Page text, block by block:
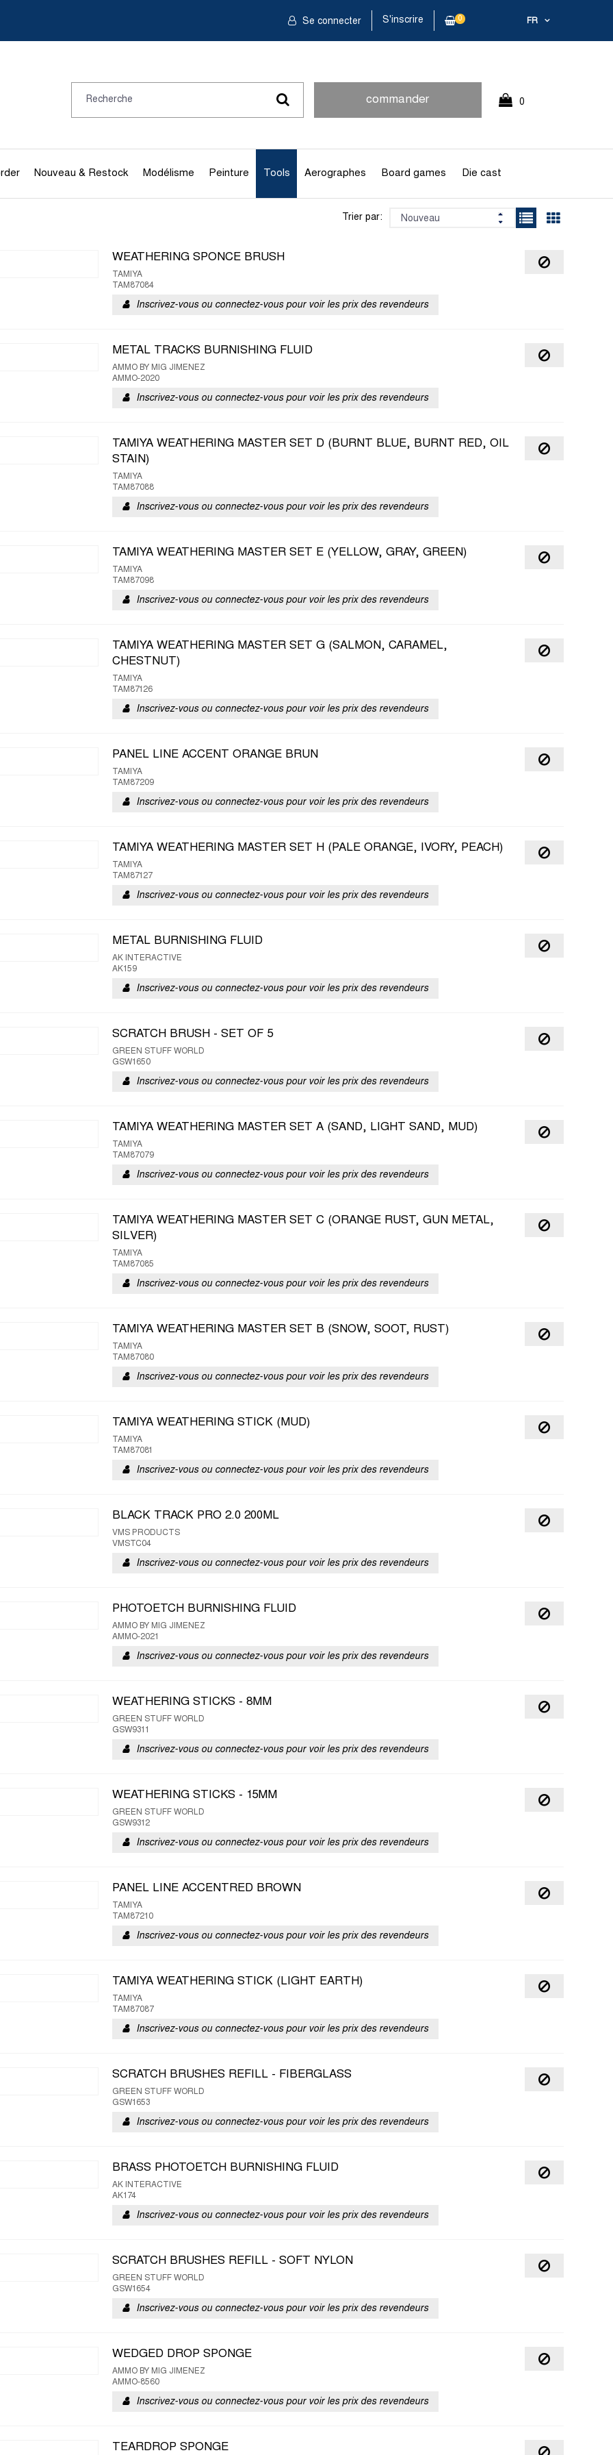
FR
Se connecter S'inscrire 0
commander 0
Nouveau & Restock Modélisme Peinture Tools Aerographes Board games Die cast
Trier par:
WEATHERING SPONCE BRUSH
TAMIYA
TAM87084
Inscrivez-vous ou connectez-vous pour voir les prix des revendeurs
METAL TRACKS BURNISHING FLUID
AMMO BY MIG JIMENEZ
AMMO-2020
Inscrivez-vous ou connectez-vous pour voir les prix des revendeurs
TAMIYA WEATHERING MASTER SET D (BURNT BLUE, BURNT RED, OIL
STAIN)
TAMIYA
TAM87088
Inscrivez-vous ou connectez-vous pour voir les prix des revendeurs
TAMIYA WEATHERING MASTER SET E (YELLOW, GRAY, GREEN)
TAMIYA
TAM87098
Inscrivez-vous ou connectez-vous pour voir les prix des revendeurs
TAMIYA WEATHERING MASTER SET G (SALMON, CARAMEL,
CHESTNUT)
TAMIYA
TAM87126
Inscrivez-vous ou connectez-vous pour voir les prix des revendeurs
PANEL LINE ACCENT ORANGE BRUN
TAMIYA
TAM87209
Inscrivez-vous ou connectez-vous pour voir les prix des revendeurs
TAMIYA WEATHERING MASTER SET H (PALE ORANGE, IVORY, PEACH)
TAMIYA
TAM87127
Inscrivez-vous ou connectez-vous pour voir les prix des revendeurs
METAL BURNISHING FLUID
AK INTERACTIVE
AK159
Inscrivez-vous ou connectez-vous pour voir les prix des revendeurs
SCRATCH BRUSH - SET OF 5
GREEN STUFF WORLD
GSW1650
Inscrivez-vous ou connectez-vous pour voir les prix des revendeurs
TAMIYA WEATHERING MASTER SET A (SAND, LIGHT SAND, MUD)
TAMIYA
TAM87079
Inscrivez-vous ou connectez-vous pour voir les prix des revendeurs
TAMIYA WEATHERING MASTER SET C (ORANGE RUST, GUN METAL,
SILVER)
TAMIYA
TAM87085
Inscrivez-vous ou connectez-vous pour voir les prix des revendeurs
TAMIYA WEATHERING MASTER SET B (SNOW, SOOT, RUST)
TAMIYA
TAM87080
Inscrivez-vous ou connectez-vous pour voir les prix des revendeurs
TAMIYA WEATHERING STICK (MUD)
TAMIYA
TAM87081
Inscrivez-vous ou connectez-vous pour voir les prix des revendeurs
BLACK TRACK PRO 2.0 200ML
VMS PRODUCTS
VMSTC04
Inscrivez-vous ou connectez-vous pour voir les prix des revendeurs
PHOTOETCH BURNISHING FLUID
AMMO BY MIG JIMENEZ
AMMO-2021
Inscrivez-vous ou connectez-vous pour voir les prix des revendeurs
WEATHERING STICKS - 8MM
GREEN STUFF WORLD
GSW9311
Inscrivez-vous ou connectez-vous pour voir les prix des revendeurs
WEATHERING STICKS - 15MM
GREEN STUFF WORLD
GSW9312
Inscrivez-vous ou connectez-vous pour voir les prix des revendeurs
PANEL LINE ACCENTRED BROWN
TAMIYA
TAM87210
Inscrivez-vous ou connectez-vous pour voir les prix des revendeurs
TAMIYA WEATHERING STICK (LIGHT EARTH)
TAMIYA
TAM87087
Inscrivez-vous ou connectez-vous pour voir les prix des revendeurs
SCRATCH BRUSHES REFILL - FIBERGLASS
GREEN STUFF WORLD
GSW1653
Inscrivez-vous ou connectez-vous pour voir les prix des revendeurs
BRASS PHOTOETCH BURNISHING FLUID
AK INTERACTIVE
AK174
Inscrivez-vous ou connectez-vous pour voir les prix des revendeurs
SCRATCH BRUSHES REFILL - SOFT NYLON
GREEN STUFF WORLD
GSW1654
Inscrivez-vous ou connectez-vous pour voir les prix des revendeurs
WEDGED DROP SPONGE
AMMO BY MIG JIMENEZ
AMMO-8560
Inscrivez-vous ou connectez-vous pour voir les prix des revendeurs
TEARDROP SPONGE